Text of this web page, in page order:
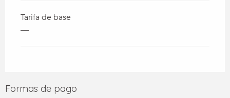
Tarifa de base
—
Formas de pago